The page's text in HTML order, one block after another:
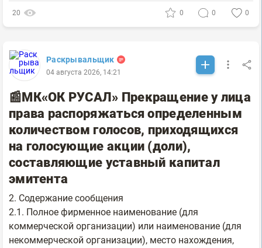
20 0 0 0
Раскрывальщик
04 августа 2026, 14:21
📰МК«ОК РУСАЛ» Прекращение у лица
права распоряжаться определенным
количеством голосов, приходящихся
на голосующие акции (доли),
составляющие уставный капитал
эмитента
2. Содержание сообщения
2.1. Полное фирменное наименование (для
коммерческой организации) или наименование (для
некоммерческой организации), место нахождения,